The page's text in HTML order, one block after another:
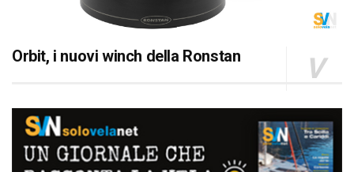
Orbit, i nuovi winch della Ronstan